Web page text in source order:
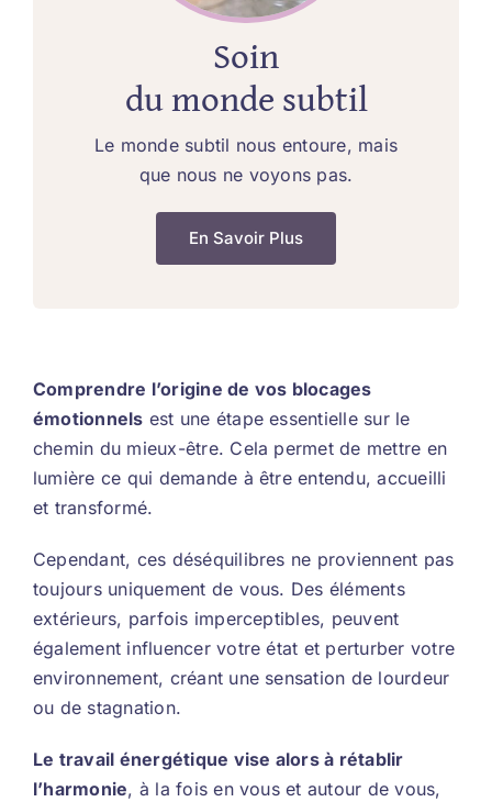
Soin
du monde subtil
Le monde subtil nous entoure, mais
que nous ne voyons pas.
En Savoir Plus
Comprendre l’origine de vos blocages
émotionnels est une étape essentielle sur le
chemin du mieux-être. Cela permet de mettre en
lumière ce qui demande à être entendu, accueilli
et transformé.
Cependant, ces déséquilibres ne proviennent pas
toujours uniquement de vous. Des éléments
extérieurs, parfois imperceptibles, peuvent
également influencer votre état et perturber votre
environnement, créant une sensation de lourdeur
ou de stagnation.
Le travail énergétique vise alors à rétablir
l’harmonie, à la fois en vous et autour de vous,